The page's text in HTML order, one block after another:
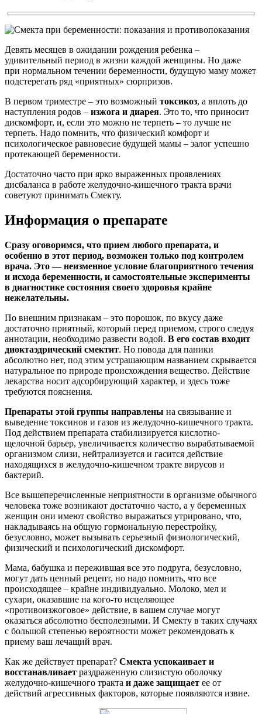
Девять месяцев в ожидании рождения ребенка –
удивительный период в жизни каждой женщины. Но даже
при нормальном течении беременности, будущую маму может
подстерегать ряд «приятных» сюрпризов.
В первом триместре – это возможный токсикоз, а вплоть до
наступления родов – изжога и диарея. Это то, что приносит
дискомфорт, и, если это можно не терпеть – то лучше не
терпеть. Надо помнить, что физический комфорт и
психологическое равновесие будущей мамы – залог успешно
протекающей беременности.
Достаточно часто при ярко выраженных проявлениях
дисбаланса в работе желудочно-кишечного тракта врачи
советуют принимать Смекту.
Информация о препарате
Сразу оговоримся, что прием любого препарата, и
особенно в этот период, возможен только под контролем
врача. Это — неизменное условие благоприятного течения
и исхода беременности, и самостоятельные эксперименты
в диагностике состояния своего здоровья крайне
нежелательны.
По внешним признакам – это порошок, по вкусу даже
достаточно приятный, который перед приемом, строго следуя
аннотации, необходимо развести водой. В его состав входит
диоктаэдрический смектит. Но повода для паники
абсолютно нет, под этим устрашающим названием скрывается
натуральное по природе происхождения вещество. Действие
лекарства носит адсорбирующий характер, и здесь тоже
требуются пояснения.
Препараты этой группы направлены на связывание и
выведение токсинов и газов из желудочно-кишечного тракта.
Под действием препарата стабилизируется кислотно-
щелочной барьер, увеличивается количество вырабатываемой
организмом слизи, нейтрализуется и гасится действие
находящихся в желудочно-кишечном тракте вирусов и
бактерий.
Все вышеперечисленные неприятности в организме обычного
человека тоже возникают достаточно часто, а у беременных
женщин они имеют свойство выражаться утрировано, что,
накладываясь на общую гормональную перестройку,
безусловно, может вызывать серьезный физиологический,
физический и психологический дискомфорт.
Мама, бабушка и пережившая все это подруга, безусловно,
могут дать ценный рецепт, но надо помнить, что все
происходящее – крайне индивидуально. Молоко, мел и
сухари, оказавшие на кого-то исцеляющее
«противоизжоговое» действие, в вашем случае могут
оказаться абсолютно бесполезными. И Смекту в таких случаях
с большой степенью вероятности может рекомендовать к
приему ваш лечащий врач.
Как же действует препарат? Смекта успокаивает и
восстанавливает раздраженную слизистую оболочку
желудочно-кишечного тракта и даже защищает ее от
действий агрессивных факторов, которые появляются извне.